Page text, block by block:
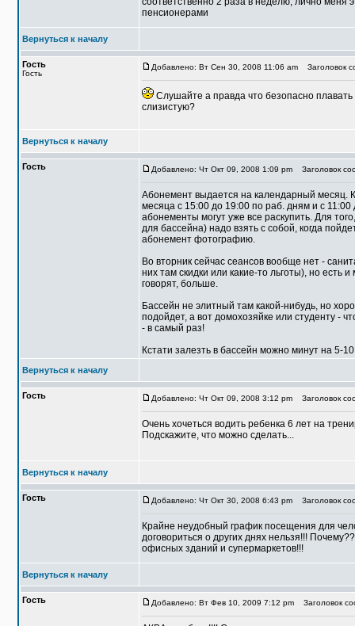
пенсионерами
Вернуться к началу
Гость
Гость
Добавлено: Вт Сен 30, 2008 11:06 am Заголовок
Слушайте а правда что безопасно плавать
слизистую?
Вернуться к началу
Гость Добавлено: Чт Окт 09, 2008 1:09 pm Заголовок
Абонемент выдается на календарный месяц.
месяца с 15:00 до 19:00 по раб. дням и с 11:00
абонементы могут уже все раскупить. Для
для бассейна) надо взять с собой, когда
абонемент фотографию.
Во вторник сейчас сеансов вообще нет -
них там скидки или какие-то льготы), но
говорят, больше.
Бассейн не элитный там какой-нибудь, но
подойдет, а вот домохозяйке или студенту -
- в самый раз!
Кстати залезть в бассейн можно минут на 5-
Вернуться к началу
Гость Добавлено: Чт Окт 09, 2008 3:12 pm Заголовок
Очень хочеться водить ребенка 6 лет на
Подскажите, что можно сделать...
Вернуться к началу
Гость Добавлено: Чт Окт 30, 2008 6:43 pm Заголовок
Крайне неудобный график посещения для
договориться о других днях нельзя!!!
офисных зданий и супермаркетов!!!
Вернуться к началу
Гость Добавлено: Вт Фев 10, 2009 7:12 pm Заголовок